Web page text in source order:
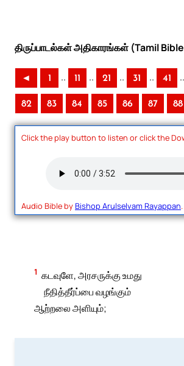
திருப்பாடல்கள் அதிகாரங்கள் (Tamil
◄ 1 .. 11 .. 21 .. 31 .. 41 ..
82 83 84 85 86 87 88
Click the play button to listen or click the
Audio Bible byBishop Arulselvam Rayappan.
1 கடவுளே, அரசருக்கு உமது
நீதித்தீர்ப்பை வழங்கும்
ஆற்றலை அளியும்;